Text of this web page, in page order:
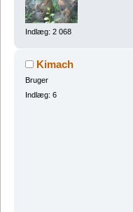
Indlæg: 2 068
Kimach
Bruger
Indlæg: 6